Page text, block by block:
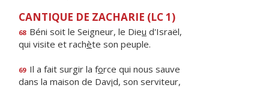
CANTIQUE DE ZACHARIE (LC 1)
68 Béni soit le Seigneur, le Dieu d'Israël,
qui visite et rachète son peuple.
69 Il a fait surgir la force qui nous sauve
dans la maison de David, son serviteur,